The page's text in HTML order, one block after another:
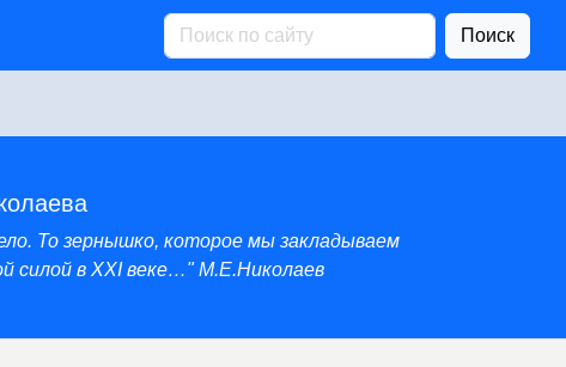
Поиск
То зернышко, которое мы закладываем
силой в XXI веке…" М.Е.Николаев